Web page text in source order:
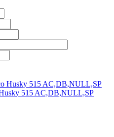
515 AC,DB,NULL,SP